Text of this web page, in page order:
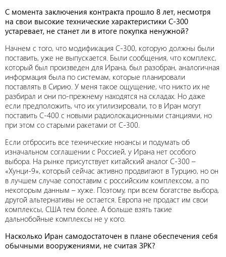
С момента заключения контракта прошло 8 лет, несмотря
на свои высокие технические характеристики С-300
устаревает, не станет ли в итоге покупка ненужной?
Начнем с того, что модификация С-300, которую должны были
поставить, уже не выпускается. Были сообщения, что комплекс,
который был произведен для Ирана, был разобран, аналогичная
информация была по системам, которые планировали
поставлять в Сирию. У меня такое ощущение, что никто их не
разбирал и они по-прежнему находятся на складах. Но даже
если предположить, что их утилизировали, то в Иран могут
поставить С-400 с новыми радиолокационными станциями, но
при этом со старыми ракетами от С-300.
Если отбросить все технические нюансы и подумать об
изначальном соглашении с Россией, у Ирана нет особого
выбора. На рынке присутствует китайский аналог С-300 –
«Хунци-9», который сейчас активно продвигают в Турцию, но он
в лучшем случае сопоставим с российским комплексом, а по
некоторым данным – хуже. Поэтому, при всем богатстве выбора,
другой альтернативы не остается. Европа не продаст им свои
комплексы, США тем более. А больше взять такие
дальнобойные комплексы не у кого.
Насколько Иран самодостаточен в плане обеспечения себя
обычными вооружениями, не считая ЗРК?